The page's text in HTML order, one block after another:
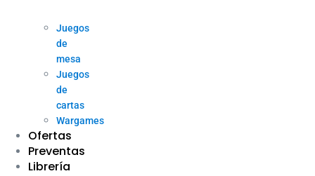
Juegos
de
mesa
Juegos
de
cartas
Wargames
Ofertas
Preventas
Librería